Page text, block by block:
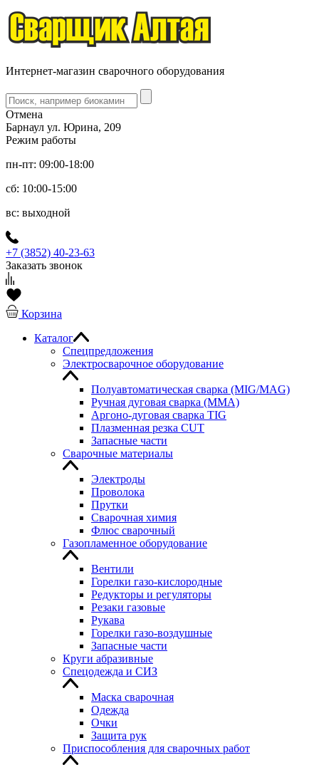
Интернет-магазин сварочного оборудования
Отмена
Барнаул ул. Юрина, 209
Режим работы
пн-пт: 09:00-18:00
сб: 10:00-15:00
вс: выходной
+7 (3852) 40-23-63
Заказать звонок
Корзина
Каталог
Спецпредложения
Электросварочное оборудование
Полуавтоматическая сварка (MIG/MAG)
Ручная дуговая сварка (MMA)
Аргоно-дуговая сварка TIG
Плазменная резка CUT
Запасные части
Сварочные материалы
Электроды
Проволока
Прутки
Сварочная химия
Флюс сварочный
Газопламенное оборудование
Вентили
Горелки газо-кислородные
Редукторы и регуляторы
Резаки газовые
Рукава
Горелки газо-воздушные
Запасные части
Круги абразивные
Спецодежда и СИЗ
Маска сварочная
Одежда
Очки
Защита рук
Приспособления для сварочных работ